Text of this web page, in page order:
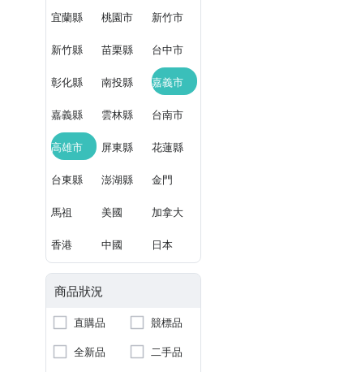
宜蘭縣 桃園市 新竹市
新竹縣 苗栗縣 台中市
彰化縣 南投縣 嘉義市
嘉義縣 雲林縣 台南市
高雄市 屏東縣 花蓮縣
台東縣 澎湖縣 金門
馬祖 美國 加拿大
香港 中國 日本
商品狀況
直購品
競標品
全新品
二手品